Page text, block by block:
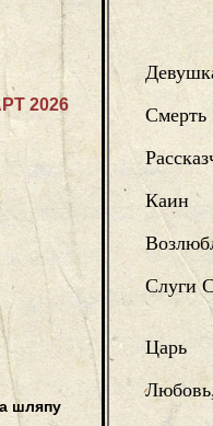
Смерть
Каин
Слуги
Царь
2026
шляпу